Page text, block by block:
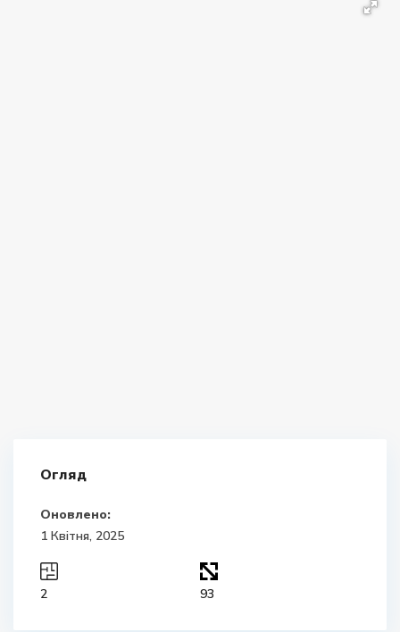
Огляд
Оновлено:
1 Квітня, 2025
2 93